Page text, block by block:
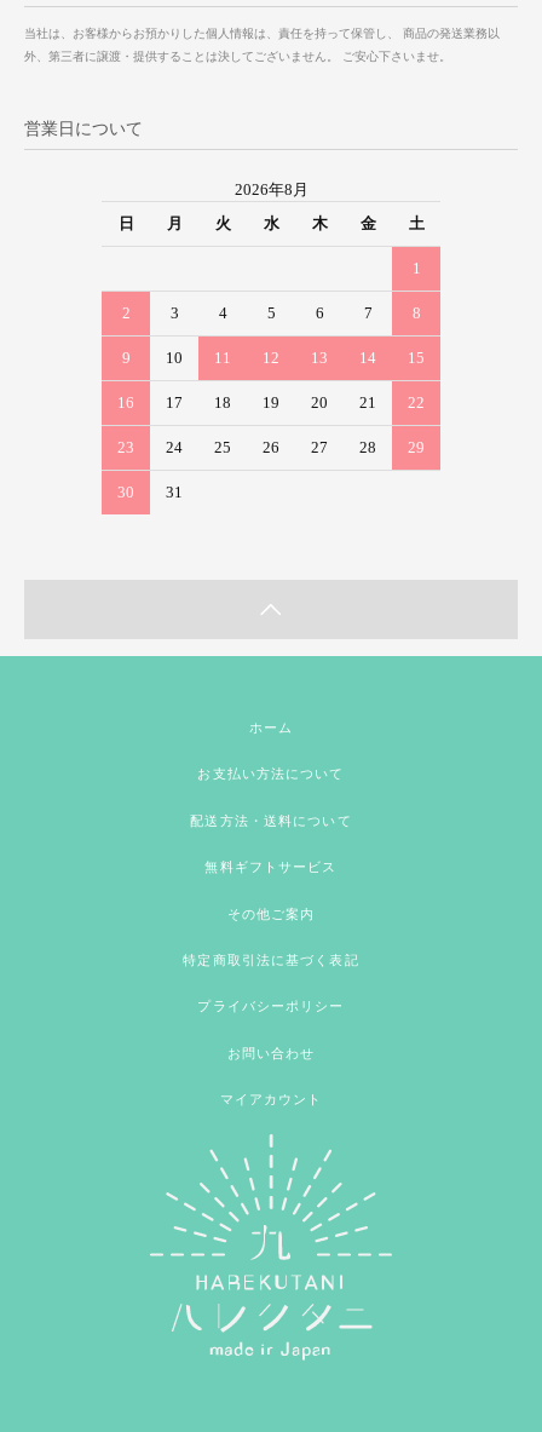
当社は、お客様からお預かりした個人情報は、責任を持って保管し、 商品の発送業務以
外、第三者に譲渡・提供することは決してございません。 ご安心下さいませ。
営業日について
2026年8月
日
月 火 水 木 金 土
1
2 3 4 5 6 7 8
9 10 11 12 13 14 15
16 17 18 19 20 21 22
23 24 25 26 27 28 29
30 31
ホーム
お支払い方法について
配送方法・送料について
無料ギフトサービス
その他ご案内
特定商取引法に基づく表記
プライバシーポリシー
お問い合わせ
マイアカウント